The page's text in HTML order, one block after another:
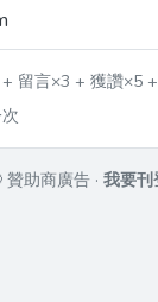
留言×3 + 獲讚×5
贊助商廣告 · 我要刊